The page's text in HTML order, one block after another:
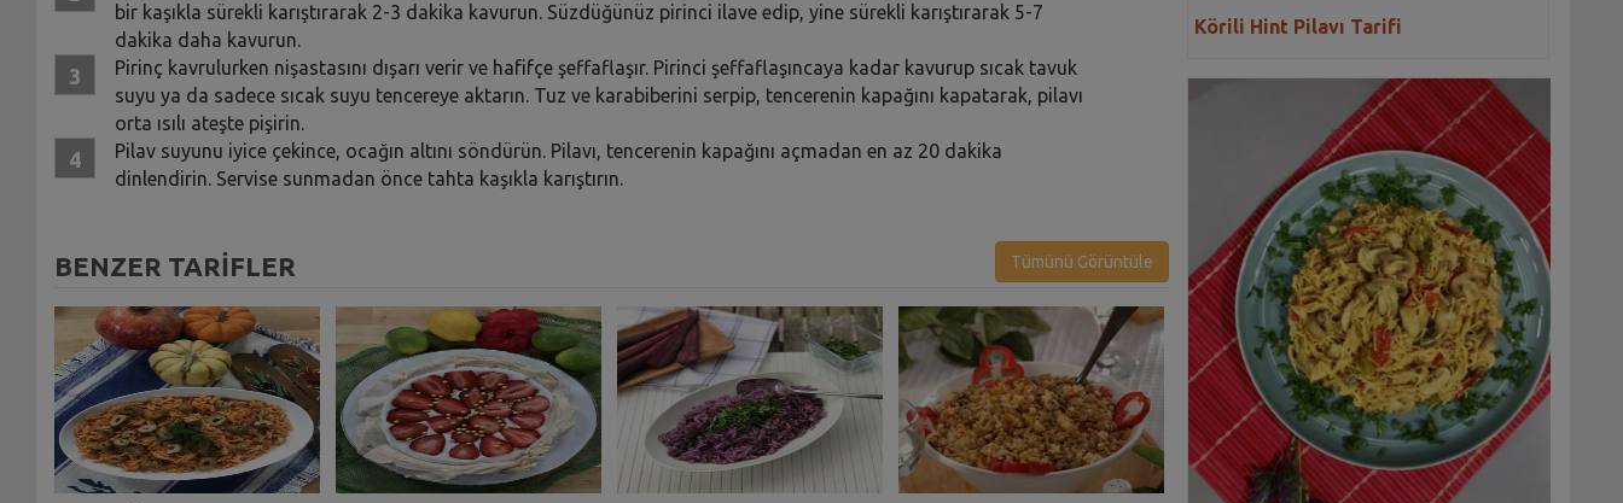
bir kaşıkla sürekli karıştırarak 2-3 dakika kavurun. Süzdüğünüz pirinci ilave edip, yine sürekli karıştırarak 5-7
dakika daha kavurun.
Pirinç kavrulurken nişastasını dışarı verir ve hafifçe şeffaflaşır. Pirinci şeffaflaşıncaya kadar kavurup sıcak tavuk
suyu ya da sadece sıcak suyu tencereye aktarın. Tuz ve karabiberini serpip, tencerenin kapağını kapatarak, pilavı
orta ısılı ateşte pişirin.
Pilav suyunu iyice çekince, ocağın altını söndürün. Pilavı, tencerenin kapağını açmadan en az 20 dakika
dinlendirin. Servise sunmadan önce tahta kaşıkla karıştırın.
BENZER TARİFLER Tümünü Görüntüle
Körili Hint Pilavı Tarifi